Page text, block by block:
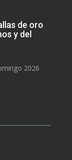
de oro
y del
2026